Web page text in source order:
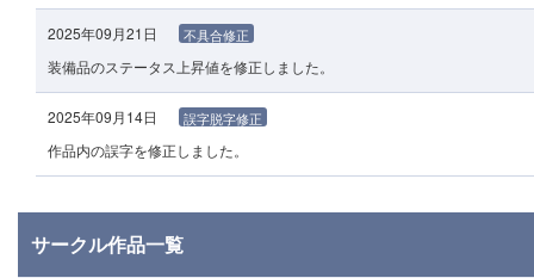
2025年09月21日 不具合修正
装備品のステータス上昇値を修正しました。
2025年09月14日 誤字脱字修正
作品内の誤字を修正しました。
サークル作品一覧